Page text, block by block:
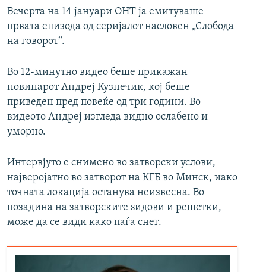
Вечерта на 14 јануари ОНТ ја емитуваше
првата епизода од серијалот насловен „Слобода
на говорот“.
Во 12-минутно видео беше прикажан
новинарот Андреј Кузнечик, кој беше
приведен пред повеќе од три години. Во
видеото Андреј изгледа видно ослабено и
уморно.
Интервјуто е снимено во затворски услови,
најверојатно во затворот на КГБ во Минск, иако
точната локација останува неизвесна. Во
позадина на затворските ѕидови и решетки,
може да се види како паѓа снег.